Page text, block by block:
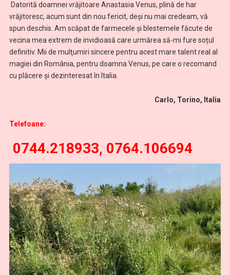
Datorită doamnei vrăjitoare Anastasia Venus, plină de har
vrăjitoresc, acum sunt din nou fericit, deși nu mai credeam, vă
spun deschis. Am scăpat de farmecele şi blestemele făcute de
vecina mea extrem de invidioasă care urmărea să-mi fure soțul
definitiv. Mii de mulţumiri sincere pentru acest mare talent real al
magiei din România, pentru doamna Venus, pe care o recomand
cu plăcere și dezinteresat în Italia.
Carlo, Torino, Italia
Telefoane:
0744.218933, 0764.106694